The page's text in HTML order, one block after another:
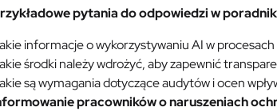
pytania do odpowiedzi w
informacje o wykorzystywaniu AI w
środki należy wdrożyć, aby zapewnić
są wymagania dotyczące audytów i ocen
pracowników o naruszeniach